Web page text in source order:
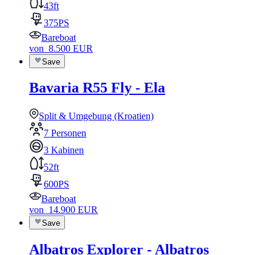
43ft
375PS
Bareboat
von 8.500 EUR
Save
Bavaria R55 Fly - Ela
Split & Umgebung (Kroatien)
7 Personen
3 Kabinen
52ft
600PS
Bareboat
von 14.900 EUR
Save
Albatros Explorer - Albatros